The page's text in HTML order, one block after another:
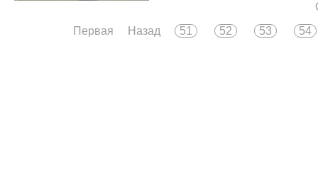
Первая
Назад 51 52 53 54